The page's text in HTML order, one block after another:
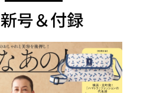
号＆付録